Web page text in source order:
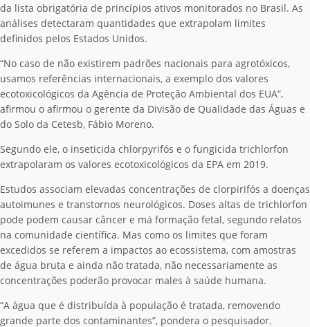
da lista obrigatória de princípios ativos monitorados no Brasil. As
análises detectaram quantidades que extrapolam limites
definidos pelos Estados Unidos.
“No caso de não existirem padrões nacionais para agrotóxicos,
usamos referências internacionais, a exemplo dos valores
ecotoxicológicos da Agência de Proteção Ambiental dos EUA”,
afirmou o afirmou o gerente da Divisão de Qualidade das Águas e
do Solo da Cetesb, Fábio Moreno.
Segundo ele, o inseticida chlorpyrifós e o fungicida trichlorfon
extrapolaram os valores ecotoxicológicos da EPA em 2019.
Estudos associam elevadas concentrações de clorpirifós a doenças
autoimunes e transtornos neurológicos. Doses altas de trichlorfon
pode podem causar câncer e má formação fetal, segundo relatos
na comunidade científica. Mas como os limites que foram
excedidos se referem a impactos ao ecossistema, com amostras
de água bruta e ainda não tratada, não necessariamente as
concentrações poderão provocar males à saúde humana.
“A água que é distribuída à população é tratada, removendo
grande parte dos contaminantes”, pondera o pesquisador.